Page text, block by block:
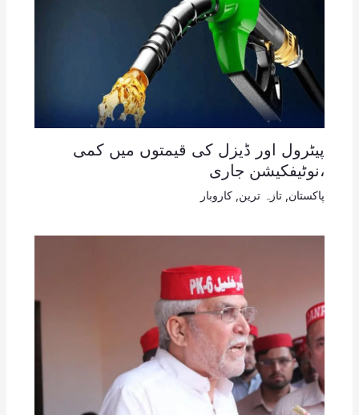
پیٹرول اور ڈیزل کی قیمتوں میں کمی
،نوٹیفکیشن جاری
پاکستان تازہ ترین کاروبار